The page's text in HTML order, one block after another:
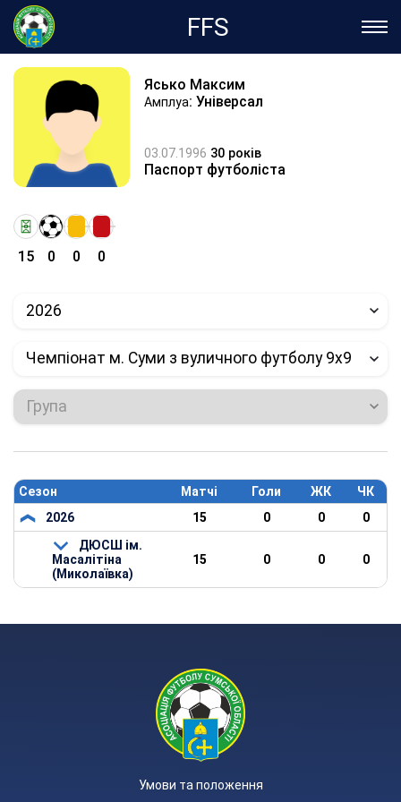
FFS
Ясько Максим
Амплуа: Універсал
03.07.1996 30 років
Паспорт футболіста
15 0 0 0
2026
Чемпіонат м. Суми з вуличного футболу 9х9
Група
Сезон Матчі Голи ЖК
ЧК
2026
15 0 0
0
ДЮСШ ім.
Масалітіна
(Миколаївка)
15 0 0 0
Умови та положення